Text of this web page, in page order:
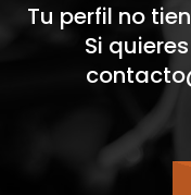
Tu perfil no
Si